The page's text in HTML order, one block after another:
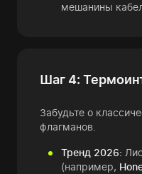
мешанины
Шаг 4:
Забудьте о
флагманов.
Тренд 2026:
(например,